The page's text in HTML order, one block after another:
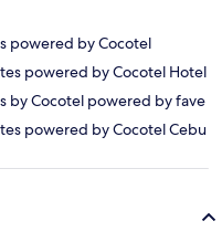
powered by Cocotel
powered by Cocotel Hotel
by Cocotel powered by fave
powered by Cocotel Cebu